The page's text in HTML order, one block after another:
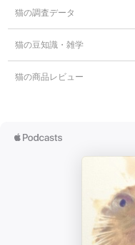
猫の調査データ
猫の豆知識・雑学
猫の商品レビュー